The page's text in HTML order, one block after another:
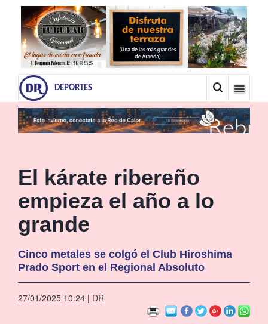
DEPORTES
El kárate ribereño
empieza el año a lo
grande
Cinco metales se colgó el Club Hiroshima
Prado Sport en el Regional Absoluto
27/01/2025 10:24 | DR